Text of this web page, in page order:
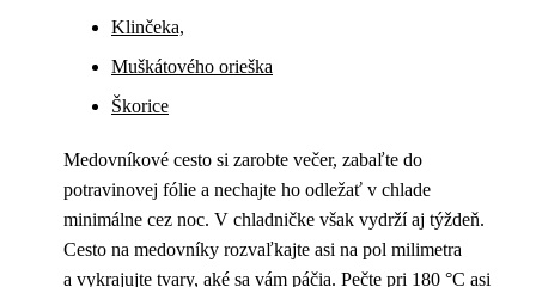
Klinčeka,
Muškátového orieška
Škorice
Medovníkové cesto si zarobte večer, zabaľte do
potravinovej fólie a nechajte ho odležať v chlade
minimálne cez noc. V chladničke však vydrží aj týždeň.
Cesto na medovníky rozvaľkajte asi na pol milimetra
a vykrajujte tvary, aké sa vám páčia. Pečte pri 180 °C asi